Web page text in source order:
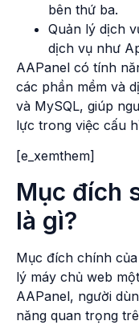
bên thứ ba.
Quản lý dịch
dịch vụ như
AAPanel có tính
các phần mềm và
và MySQL, giúp
lực trong việc cấu
[e_xemthem]
Mục đích
là gì?
Mục đích chính
lý máy chủ web
AAPanel, người
năng quan trọng